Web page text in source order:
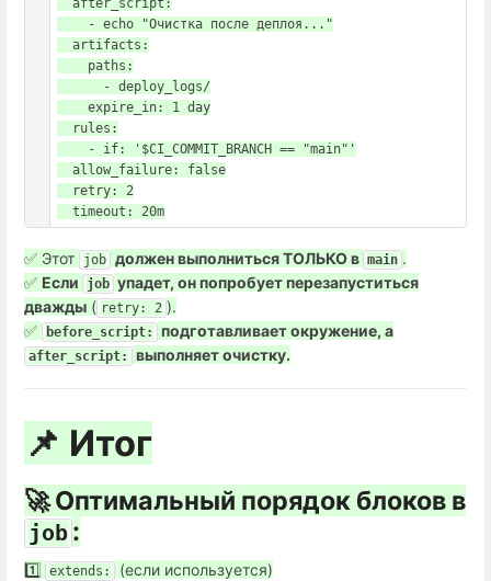
✅ Этот job должен выполниться ТОЛЬКО в main .
✅ Если job упадет, он попробует перезапуститься
дважды ( retry: 2 ).
✅
before_script: подготавливает окружение, а
after_script: выполняет очистку.
📌 Итог
🚀 Оптимальный порядок блоков в
job :
1️⃣ extends: (если используется)